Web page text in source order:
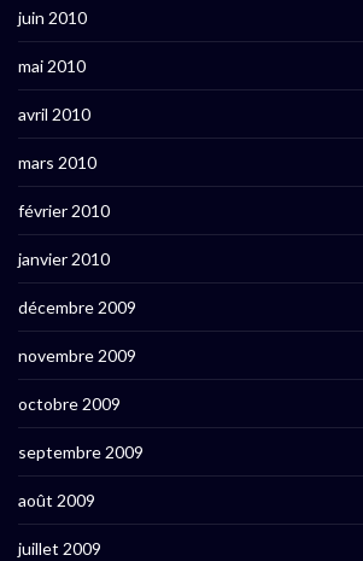
juin 2010
mai 2010
avril 2010
mars 2010
février 2010
janvier 2010
décembre 2009
novembre 2009
octobre 2009
septembre 2009
août 2009
juillet 2009